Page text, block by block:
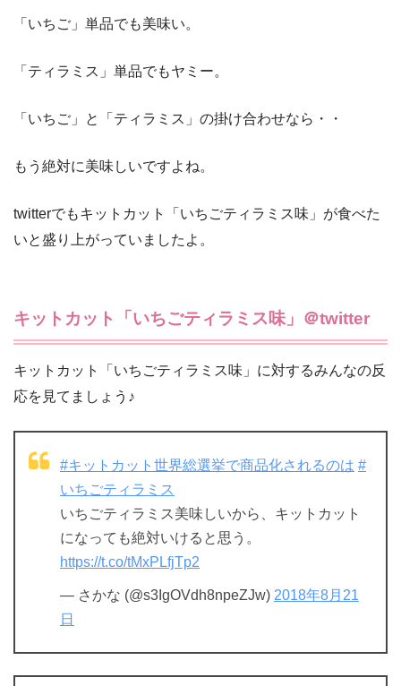
「いちご」単品でも美味い。
「ティラミス」単品でもヤミー。
「いちご」と「ティラミス」の掛け合わせなら・・
もう絶対に美味しいですよね。
twitterでもキットカット「いちごティラミス味」が食べた
いと盛り上がっていましたよ。
キットカット「いちごティラミス味」＠twitter
キットカット「いちごティラミス味」に対するみんなの反
応を見てましょう♪
#キットカット世界総選挙で商品化されるのは #
いちごティラミス
いちごティラミス美味しいから、キットカット
になっても絶対いけると思う。
https://t.co/tMxPLfjTp2
— さかな (@s3IgOVdh8npeZJw) 2018年8月21
日